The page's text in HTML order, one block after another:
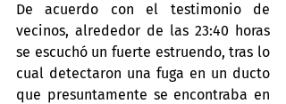
De acuerdo con el testimonio de
vecinos, alrededor de las 23:40 horas
se escuchó un fuerte estruendo, tras lo
cual detectaron una fuga en un ducto
que presuntamente se encontraba en